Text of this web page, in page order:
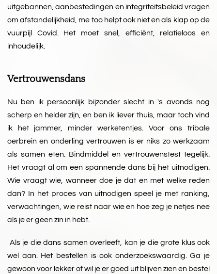
uitgebannen, aanbestedingen en integriteitsbeleid vragen
om afstandelijkheid, me too helpt ook niet en als klap op de
vuurpijl Covid. Het moet snel, efficiënt, relatieloos en
inhoudelijk.
Vertrouwensdans
Nu ben ik persoonlijk bijzonder slecht in 's avonds nog
scherp en helder zijn, en ben ik liever thuis, maar toch vind
ik het jammer, minder werketentjes. Voor ons tribale
oerbrein en onderling vertrouwen is er niks zo werkzaam
als samen eten. Bindmiddel en vertrouwenstest tegelijk.
Het vraagt al om een spannende dans bij het uitnodigen.
Wie vraagt wie, wanneer doe je dat en met welke reden
dan? In het proces van uitnodigen speel je met ranking,
verwachtingen, wie reist naar wie en hoe zeg je netjes nee
als je er geen zin in hebt.
Als je die dans samen overleeft, kan je die grote klus ook
wel aan. Het bestellen is ook onderzoekswaardig. Ga je
gewoon voor lekker of wil je er goed uit blijven zien en bestel